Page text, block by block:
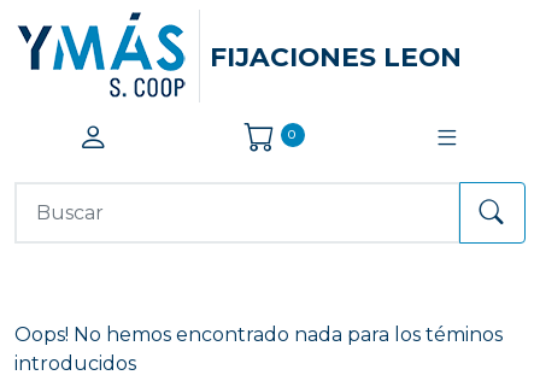
FIJACIONES LEON
0
Oops! No hemos encontrado nada para los téminos
introducidos